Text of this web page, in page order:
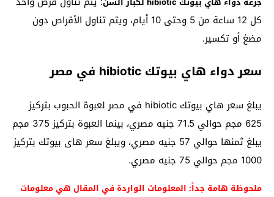
كل 12 ساعة من 5 وحتى 10 أيام، ويتم تناول الأقراص دون
مضغ أو تكسير.
سعر دواء هاي بيوتك hibiotic في مصر
يبلغ سعر هاي بيوتك hibiotic في مصر لعبوة الحبوب بتركيز
625 مجم حوالي 71.5 جنيه مصري، بينما العبوة بتركيز 375 مجم
يبلغ ثمنها حوالي 57 جنيه مصري، ويبلغ سعر هاى بيوتك بتركيز
1000 مجم حوالي 75 جنيه مصري.
ملحوظة هامة جداً: المعلومات الواردة في المقال هي معلومات